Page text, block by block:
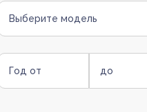
Выберите модель
Год от до